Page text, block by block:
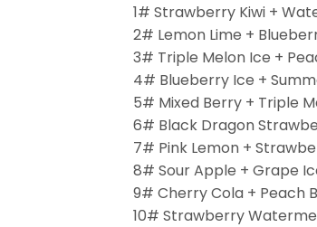
1# Strawberry Kiwi +
2# Lemon Lime +
3# Triple Melon Ice +
4# Blueberry Ice +
5# Mixed Berry + Triple
6# Black Dragon
7# Pink Lemon +
8# Sour Apple + Grape
9# Cherry Cola + Peach
10# Strawberry